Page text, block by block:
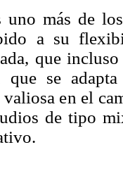
uno más de
a su
que
que se
en el
de tipo